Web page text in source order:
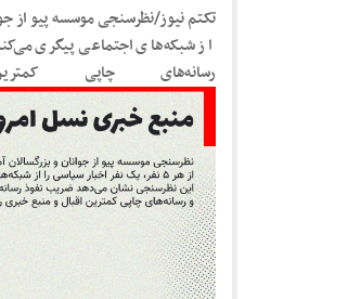
تکتم نیوز/نظرسنجی موسسه پیو از
از شبکه‌های اجتماعی پیگری
رسانه‌های چاپی